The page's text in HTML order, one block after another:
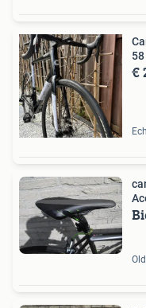
58
€